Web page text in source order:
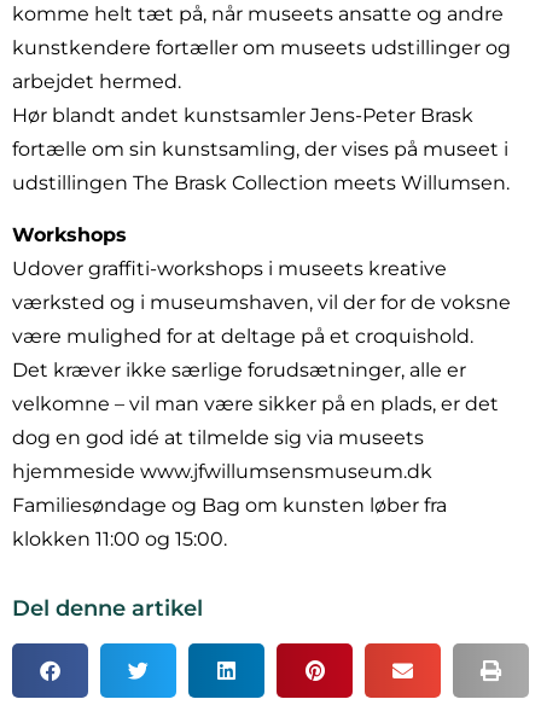
komme helt tæt på, når museets ansatte og andre
kunstkendere fortæller om museets udstillinger og
arbejdet hermed.
Hør blandt andet kunstsamler Jens-Peter Brask
fortælle om sin kunstsamling, der vises på museet i
udstillingen The Brask Collection meets Willumsen.
Workshops
Udover graffiti-workshops i museets kreative
værksted og i museumshaven, vil der for de voksne
være mulighed for at deltage på et croquishold.
Det kræver ikke særlige forudsætninger, alle er
velkomne – vil man være sikker på en plads, er det
dog en god idé at tilmelde sig via museets
hjemmeside www.jfwillumsensmuseum.dk
Familiesøndage og Bag om kunsten løber fra
klokken 11:00 og 15:00.
Del denne artikel